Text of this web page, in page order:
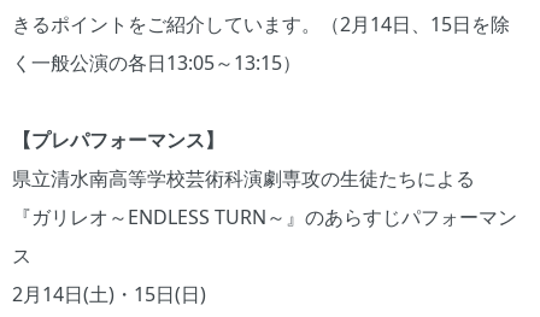
きるポイントをご紹介しています。（2月14日、15日を除
く一般公演の各日13:05～13:15）
【プレパフォーマンス】
県立清水南高等学校芸術科演劇専攻の生徒たちによる
『ガリレオ～ENDLESS TURN～』のあらすじパフォーマン
ス
2月14日(土)・15日(日)